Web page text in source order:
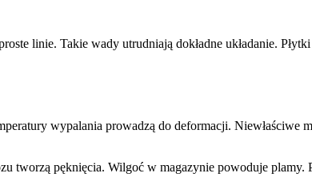
linie. Takie wady utrudniają dokładne układanie.
wypalania prowadzą do deformacji. Niewłaściwe
tworzą pęknięcia. Wilgoć w magazynie powoduje